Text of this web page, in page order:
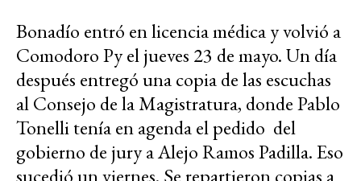
Bonadío entró en licencia médica y volvió a
Comodoro Py el jueves 23 de mayo. Un día
después entregó una copia de las escuchas
al Consejo de la Magistratura, donde Pablo
Tonelli tenía en agenda el pedido del
gobierno de jury a Alejo Ramos Padilla. Eso